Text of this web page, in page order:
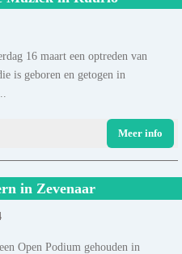
16 maart een optreden van
is geboren en getogen in
Meer info
in Zevenaar
Open Podium gehouden in